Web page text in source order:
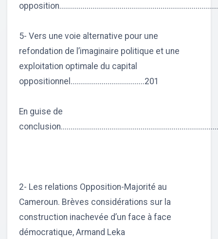
5- Vers une voie alternative pour une
refondation de l’imaginaire politique et une
exploitation optimale du capital
oppositionnel......................................201
En guise de
2- Les relations Opposition-Majorité au
Cameroun. Brèves considérations sur la
construction inachevée d’un face à face
démocratique, Armand Leka